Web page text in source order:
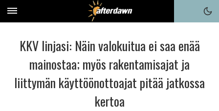
KKV linjasi: Näin valokuitua ei saa enää
mainostaa; myös rakentamisajat ja
liittymän käyttöönottoajat pitää jatkossa
kertoa